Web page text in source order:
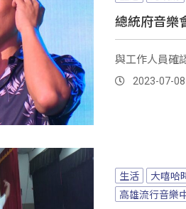
總統府音樂
與工作人員確
2023-07-
生活 大嘻哈
高雄流行音樂